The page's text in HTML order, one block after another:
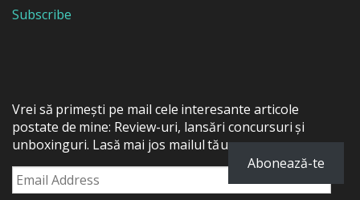
Subscribe
Vrei să primești pe mail cele interesante articole
postate de mine: Review-uri, lansări concursuri și
unboxinguri. Lasă mai jos mailul tău:
Email
Address
Abonează-te